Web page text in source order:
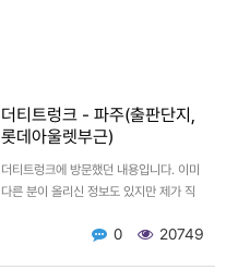
더티트렁크 - 파주(출판단지,
롯데아울렛부근)
더티트렁크에 방문했던 내용입니다. 이미
다른 분이 올리신 정보도 있지만 제가 직
공간의 카페로는 최대 사이즈가 아닐까 싶
0 20749